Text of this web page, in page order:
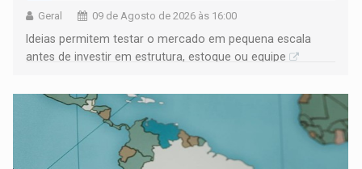
Geral 09 de Agosto de 2026 às 16:00
Ideias permitem testar o mercado em pequena escala
antes de investir em estrutura, estoque ou equipe